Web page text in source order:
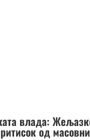
влада:
од